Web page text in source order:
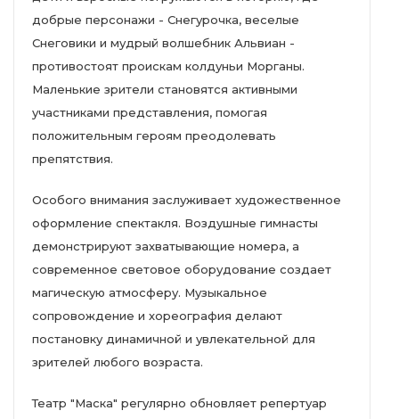
добрые персонажи - Снегурочка, веселые
Снеговики и мудрый волшебник Альвиан -
противостоят проискам колдуньи Морганы.
Маленькие зрители становятся активными
участниками представления, помогая
положительным героям преодолевать
препятствия.
Особого внимания заслуживает художественное
оформление спектакля. Воздушные гимнасты
демонстрируют захватывающие номера, а
современное световое оборудование создает
магическую атмосферу. Музыкальное
сопровождение и хореография делают
постановку динамичной и увлекательной для
зрителей любого возраста.
Театр "Маска" регулярно обновляет репертуар